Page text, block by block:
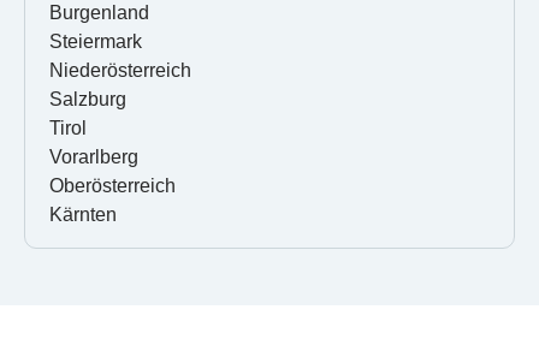
Burgenland
Steiermark
Niederösterreich
Salzburg
Tirol
Vorarlberg
Oberösterreich
Kärnten